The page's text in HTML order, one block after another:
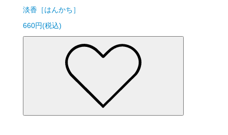
淡香［はんかち］
660円(税込)